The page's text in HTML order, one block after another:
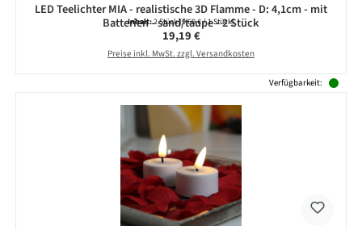
LED Teelichter MIA - realistische 3D Flamme - D: 4,1cm - mit
Batterien - sand/taupe - 2 Stück
Inhalt:2 Stück(9,60 € / 1 Stück)
Regulärer Preis:
19,19 €
Preise inkl. MwSt. zzgl. Versandkosten
Verfügbarkeit: